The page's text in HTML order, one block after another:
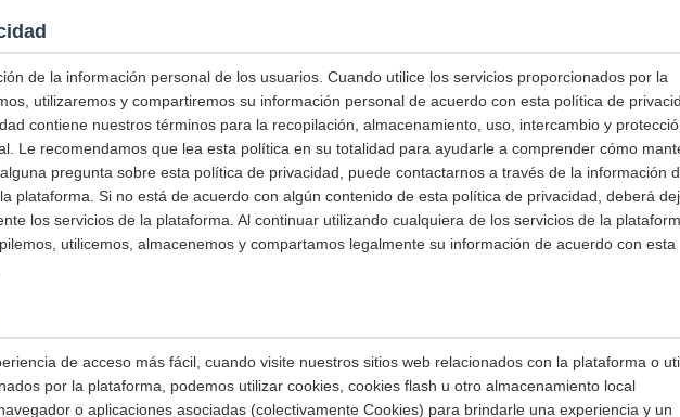
de la información personal de los usuarios. Cuando utilice los servicios proporcionados por la
utilizaremos y compartiremos su información personal de acuerdo con esta política de
contiene nuestros términos para la recopilación, almacenamiento, uso, intercambio y
Le recomendamos que lea esta política en su totalidad para ayudarle a comprender cómo
pregunta sobre esta política de privacidad, puede contactarnos a través de la información
plataforma. Si no está de acuerdo con algún contenido de esta política de privacidad, deberá
los servicios de la plataforma. Al continuar utilizando cualquiera de los servicios de la
utilicemos, almacenemos y compartamos legalmente su información de acuerdo con esta
de acceso más fácil, cuando visite nuestros sitios web relacionados con la plataforma o
por la plataforma, podemos utilizar cookies, cookies flash u otro almacenamiento local
o aplicaciones asociadas (colectivamente Cookies) para brindarle una experiencia y un